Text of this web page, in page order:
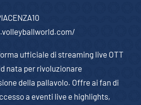
ufficiale di streaming live OTT
nata per rivoluzionare
della pallavolo. Offre ai fan di
a eventi live e highlights,